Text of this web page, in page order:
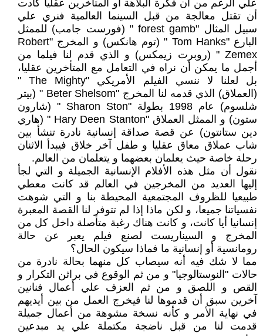
علي الرغم من أن فكرة البلاهة أو المتأخرين عقليا كادت
أن تقتل معالجة من قبل السينما العالمية فنري علي
سبيل المثال "forest gamb " (فورست جامب) للممثل
البارع "Tom Hanks " (توم هانكس) و المخرج "Robert
Zemex " (روبرت زيمكس) و الذي قدم لنا فيلما من
أجمل ما يمكن أن نراه في التعامل مع المتأخرين عقليا،
بل لعلنا لا ننسي الفيلم الأمريكي "The Mighty "
(العملاق) الذي قدمه لنا المخرج "Beter Shelsom " (بيتر
شلسوم) عام 1998 بطولة "Sharon Ston " (شارون
ستون) و الممثل العملاق "Hary Deen Stanton " (هاري
دين ستانتون) عن قصة صداقة إنسانية نادرة تنشأ بين
شاب عملاق معاق عقليا و طفل آخر خلاق فيبدأ الاثنان
رحلة خاصة حيث يعلمان بعضهما و يتعلمان من العالم.
نقول أن مثل هذه الأفلام الإنسانية الجميلة و التي لجأ
إليها العديد من المخرجين في العالم قد كانت معطي
طبيعيا للظروف المجتمعية المحيطة بنا و التي شوهت
نفسياتنا جميعا، و لكن ماذا إذا لم تتوفر لنا القصة المعبرة
إنسانيا أيا كانت، و كانت هناك رغبة متأصلة داخل كل من
المخرج و السيناريست لصنع فيلم يعبر عن حالة
رومانسية أو إنسانية ما فماذا سيكون الحال؟
مما لا شك فيه أنه سيصاب كل منهما بحالة نادرة من
حالات "النوستالوجيا" و من ثم الوقوع في براثن التكرار و
القص و اللصق و من ثم العزف علي أعمال فنانين
آخرين سبق أن قدموها لنا فيخرج العمل من بين أيديهم
في نهاية الأمر و كأنه نسخة مشوهة من أعمال جميلة
قدمت لنا من قبل ناضجة مكتملة علي يد مبدعين